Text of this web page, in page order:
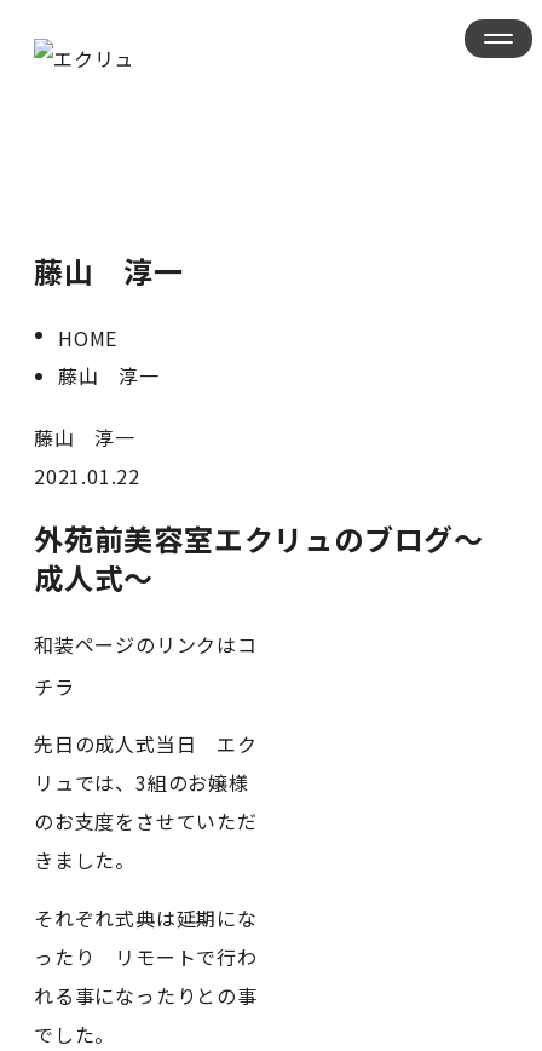
藤山 淳一
HOME
藤山 淳一
藤山 淳一
2021.01.22
外苑前美容室エクリュのブログ〜
成人式〜
和装ページのリンクはコ
チラ
先日の成人式当日 エク
リュでは、3組のお嬢様
のお支度をさせていただ
きました。
それぞれ式典は延期にな
ったり リモートで行わ
れる事になったりとの事
でした。